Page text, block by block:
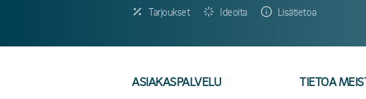
Tarjoukset Ideoita Lisätietoa
ASIAKASPALVELU
TIETOA